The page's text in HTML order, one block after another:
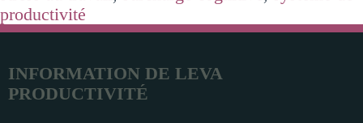
productivité
INFORMATION DE LEVA
PRODUCTIVITÉ